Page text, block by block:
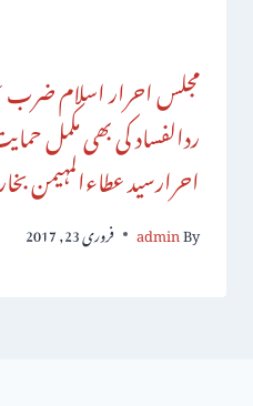
مجلس احرار اسلام
ردالفساد کی بھی مکمل
احرارسید عطاءالمہیمن
By
admin فروری 23, 2017